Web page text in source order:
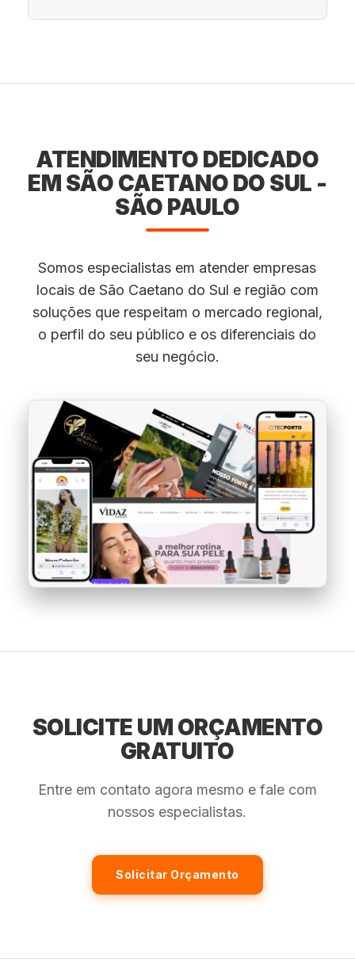
ATENDIMENTO DEDICADO
EM SÃO CAETANO DO SUL -
SÃO PAULO
Somos especialistas em atender empresas
locais de São Caetano do Sul e região com
soluções que respeitam o mercado regional,
o perfil do seu público e os diferenciais do
seu negócio.
SOLICITE UM ORÇAMENTO
GRATUITO
Entre em contato agora mesmo e fale com
nossos especialistas.
Solicitar Orçamento